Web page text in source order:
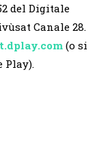
del Digitale
Canale 28.
(o si
Play).